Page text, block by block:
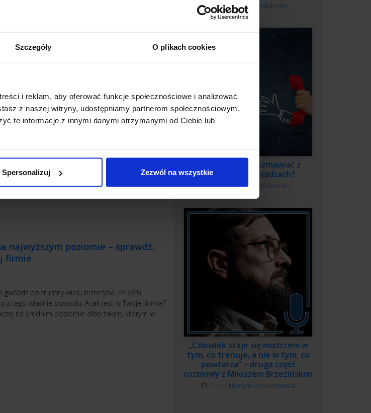
Szczegóły O plikach cookies
i reklam, aby oferować funkcje społecznościowe i analizować
z naszej witryny, udostępniamy partnerom społecznościowym,
te informacje z innymi danymi otrzymanymi od Ciebie lub
Spersonalizuj Zezwól na wszystkie
czy przeżył piekło?
tylko o nim słyszeli. Innym,
raz przerwało już spokojny sen. Jeszcze inni na
i wciąż nie znajdują sposobu, żeby sobie z
i zaraz je poznasz. Na początek zadaj sobie
klient z piekła rodem czy może raczej
najwyższym poziomie – sprawdź,
firmie
gwóźdź do trumny wielu biznesów. Aż 68%
z tego właśnie powodu. A jak jest w Twojej firmie?
na średnim poziomie albo takim, którym w
Autor:Monika Madejska
Jak swobodnie rozmawiać z
klientem o pieniądzach?
Autor:Kamila Młodzianko
„Człowiek staje się mistrzem w
tym, co trenuje, a nie w tym, co
powtarza” – druga część
rozmowy z Miłoszem Brzezińskim
Martyna Kosienkowska